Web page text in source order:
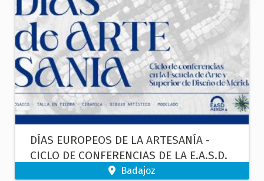
DÍAS EUROPEOS DE LA ARTESANÍA -
CICLO DE CONFERENCIAS DE LA E.A.S.D.
Badajoz